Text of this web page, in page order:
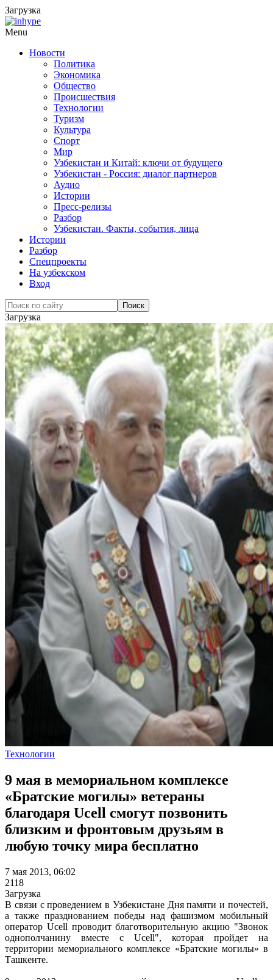
Загрузка
Menu
Новости
Политика
Экономика
Общество
Происшествия
Технологии
Туризм
Культура
Спорт
Мир
Узбекистан и Китай: ключи от будущего
Узбекистан - Россия: диалог партнеров
Аудио
Истории
Пресс-релизы
Разбор
Узбекистан. Факты, события, лица
Истории
Разбор
Спецпроекты
На узбекском
Вход
Загрузка
Технологии
9 мая в мемориальном комплексе
«Братские могилы» ветераны
благодаря Ucell смогут позвонить
близким и фронтовым друзьям в
любую точку мира бесплатно
7 мая 2013, 06:02
2118
Загрузка
В связи с проведением в Узбекистане Дня памяти и почестей,
а также празднованием победы над фашизмом мобильный
оператор Ucell проводит благотворительную акцию "Звонок
однополчанину вместе с Ucell", которая пройдет на
территории мемориального комплексе «Братские могилы» в
Ташкенте.